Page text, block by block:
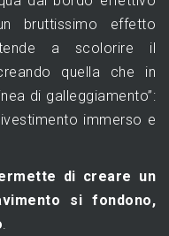
bruttissimo effetto
a scolorire il
quella che in
di galleggiamento”:
immerso e
di creare un
si fondono,